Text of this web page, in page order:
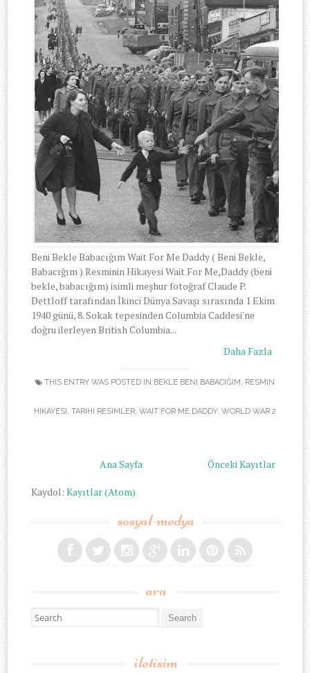
Beni Bekle Babacığım Wait For Me Daddy ( Beni Bekle,
Babacığım ) Resminin Hikayesi Wait For Me,Daddy (beni
bekle, babacığım) isimli meşhur fotoğraf Claude P.
Dettloff tarafından İkinci Dünya Savaşı sırasında 1 Ekim
1940 günü, 8. Sokak tepesinden Columbia Caddesi'ne
doğru ilerleyen British Columbia...
Daha Fazla
THIS ENTRY WAS POSTED IN BEKLE BENI BABACIĞIM, RESMIN
HIKAYESI, TARIHI RESIMLER, WAIT FOR ME DADDY, WORLD WAR 2
Önceki Kayıtlar
Ana Sayfa
Kaydol:Kayıtlar (Atom)
sosyal-medya
ara
Search for:
iletisim